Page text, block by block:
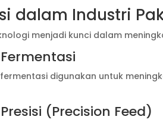
dalam Industri
menjadi kunci dalam
digunakan untuk
(Precision Feed)